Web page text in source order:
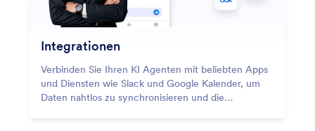
Integrationen
Verbinden Sie Ihren KI Agenten mit beliebten Apps
und Diensten wie Slack und Google Kalender, um
Daten nahtlos zu synchronisieren und die